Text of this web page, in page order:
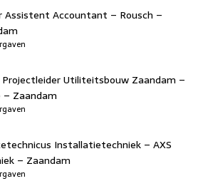
Assistent Accountant – Rousch –
Projectleider Utiliteitsbouw Zaandam –
– Zaandam
Installatietechniek – AXS
– Zaandam